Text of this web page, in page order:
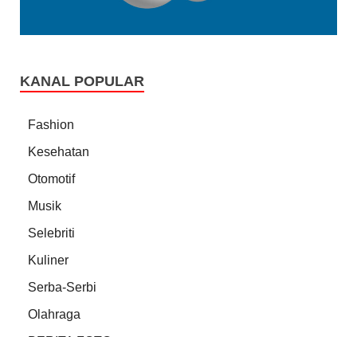
KANAL POPULAR
Fashion
Kesehatan
Otomotif
Musik
Selebriti
Kuliner
Serba-Serbi
Olahraga